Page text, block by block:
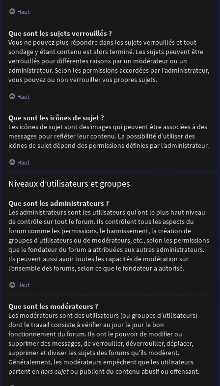
Haut
Que sont les sujets verrouillés ?
Vous ne pouvez plus répondre dans les sujets verrouillés et tout
sondage y étant contenu est alors terminé. Les sujets peuvent être
verrouillés pour différentes raisons par un modérateur ou un
administrateur. Selon les permissions accordées par l’administrateur,
vous pouvez ou non verrouiller vos propres sujets.
Haut
Que sont les icônes de sujet ?
Les icônes de sujet sont des images qui peuvent être associées à des
messages pour refléter leur contenu. La possibilité d’utiliser des
icônes de sujet dépend des permissions définies par l’administrateur.
Haut
Niveaux d’utilisateurs et groupes
Que sont les administrateurs ?
Les administrateurs sont les utilisateurs qui ont le plus haut niveau
de contrôle sur tout le forum. Ils contrôlent tous les aspects du
forum comme les permissions, le bannissement, la création de
groupes d’utilisateurs ou de modérateurs, etc., selon les permissions
que le fondateur du forum a attribuées aux autres administrateurs.
Ils peuvent aussi avoir toutes les capacités de modération sur
l’ensemble des forums, selon ce que le fondateur a autorisé.
Haut
Que sont les modérateurs ?
Les modérateurs sont des utilisateurs (ou groupes d’utilisateurs)
dont le travail consiste à vérifier au jour le jour le bon
fonctionnement du forum. Ils ont le pouvoir de modifier ou
supprimer des messages, de verrouiller, déverrouiller, déplacer,
supprimer et diviser les sujets des forums qu’ils modèrent.
Généralement, les modérateurs empêchent que les utilisateurs
partent en hors-sujetou publient du contenu abusif ou offensant.